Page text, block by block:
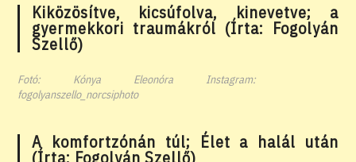
Kiközösítve, kicsúfolva, kinevetve; a
gyermekkori traumákról (Írta: Fogolyán
Szellő)
Fotó: Kónya Eleonóra Instagram:
fogolyanszello_norcsiphoto
A komfortzónán túl; Élet a halál után
(Írta: Fogolyán Szellő)